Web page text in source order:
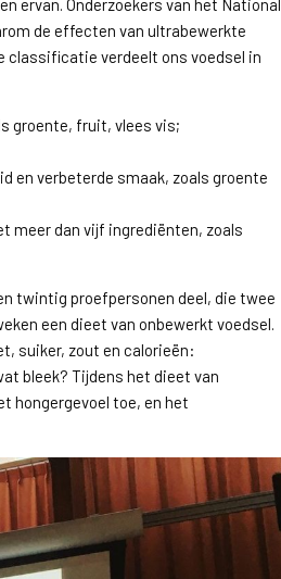
ervan. Onderzoekers van het National
de effecten van ultrabewerkte
classificatie verdeelt ons voedsel in
groente, fruit, vlees vis;
en verbeterde smaak, zoals groente
meer dan vijf ingrediënten, zoals
twintig proefpersonen deel, die twee
een dieet van onbewerkt voedsel.
suiker, zout en calorieën:
bleek? Tijdens het dieet van
hongergevoel toe, en het